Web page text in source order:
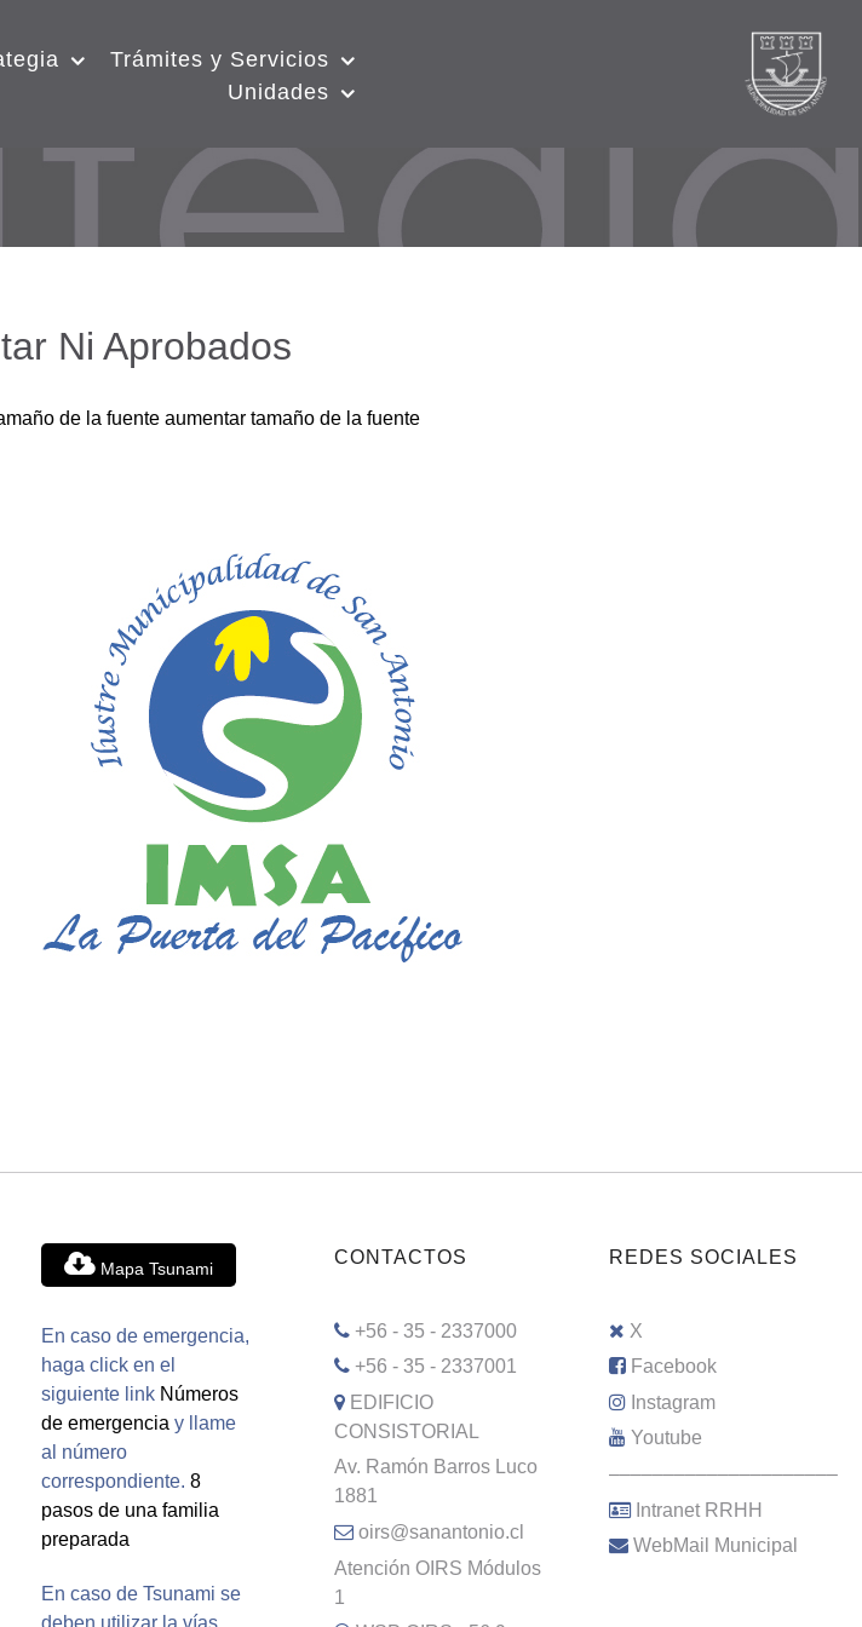
Trámites y Servicios
Unidades
Ni Aprobados
de la fuente aumentar tamaño de la fuente
Mapa Tsunami
En caso de emergencia,
haga click en el
siguiente link Números
de emergencia y llame
al número
correspondiente. 8
pasos de una familia
preparada
En caso de Tsunami se
deben utilizar la vías
CONTACTOS
+56 - 35 - 2337000
+56 - 35 - 2337001
EDIFICIO
CONSISTORIAL
Av. Ramón Barros Luco
1881
oirs@sanantonio.cl
Atención OIRS Módulos
1
REDES SOCIALES
X
Facebook
Instagram
Youtube
–––––––––––––––––––––
Intranet RRHH
WebMail Municipal